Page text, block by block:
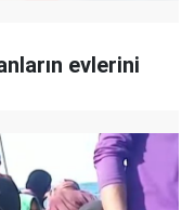
evlerini